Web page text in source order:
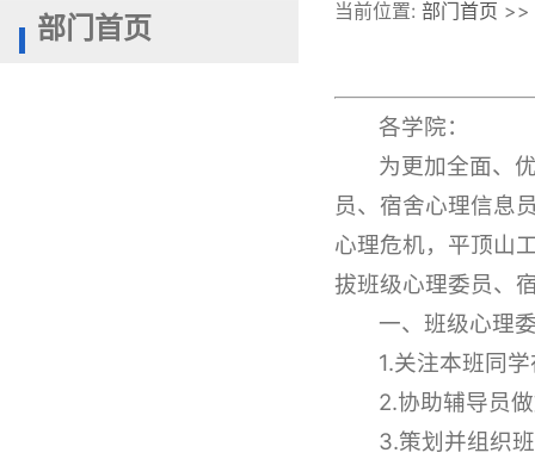
部门首页 当前位置: 部门首页 >>
各学院：
为更加全面、
员、宿舍心理信息
心理危机，平顶山
拔班级心理委员、
一、班级心理
1.关注本班同
2.协助辅导员
3.策划并组织